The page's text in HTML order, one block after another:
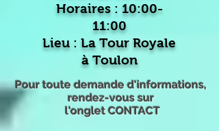
Pour toute demande d'informations,
rendez-vous sur
l'onglet CONTACT
Horaires : 10:00-
11:00
Lieu : La Tour Royale
à Toulon